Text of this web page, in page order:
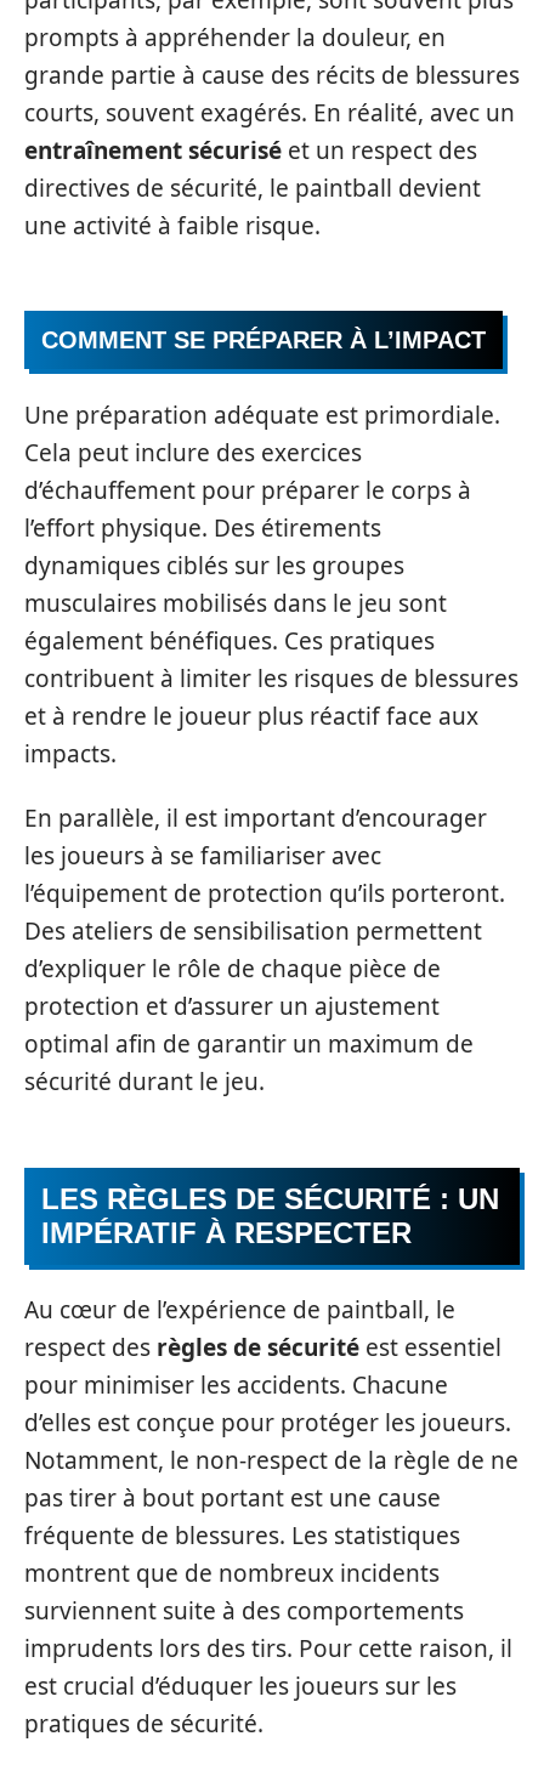
prompts à appréhender la douleur, en
grande partie à cause des récits de blessures
courts, souvent exagérés. En réalité, avec un
entraînement sécurisé et un respect des
directives de sécurité, le paintball devient
une activité à faible risque.
COMMENT SE PRÉPARER À L’IMPACT
Une préparation adéquate est primordiale.
Cela peut inclure des exercices
d’échauffement pour préparer le corps à
l’effort physique. Des étirements
dynamiques ciblés sur les groupes
musculaires mobilisés dans le jeu sont
également bénéfiques. Ces pratiques
contribuent à limiter les risques de blessures
et à rendre le joueur plus réactif face aux
impacts.
En parallèle, il est important d’encourager
les joueurs à se familiariser avec
l’équipement de protection qu’ils porteront.
Des ateliers de sensibilisation permettent
d’expliquer le rôle de chaque pièce de
protection et d’assurer un ajustement
optimal afin de garantir un maximum de
sécurité durant le jeu.
LES RÈGLES DE SÉCURITÉ : UN
IMPÉRATIF À RESPECTER
Au cœur de l’expérience de paintball, le
respect des règles de sécurité est essentiel
pour minimiser les accidents. Chacune
d’elles est conçue pour protéger les joueurs.
Notamment, le non-respect de la règle de ne
pas tirer à bout portant est une cause
fréquente de blessures. Les statistiques
montrent que de nombreux incidents
surviennent suite à des comportements
imprudents lors des tirs. Pour cette raison, il
est crucial d’éduquer les joueurs sur les
pratiques de sécurité.